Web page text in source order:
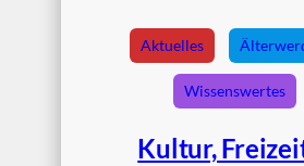
Aktuelles
Wissenswertes
Kultur,